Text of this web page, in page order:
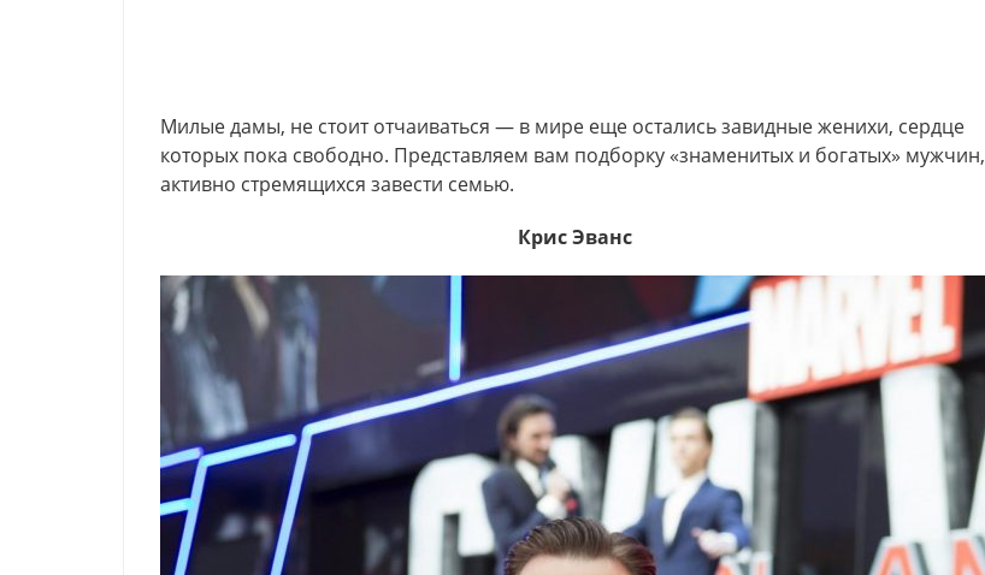
Милые дамы, не стоит отчаиваться — в мире еще остались завидные женихи, сердце
которых пока свободно. Представляем вам подборку «знаменитых и богатых» мужчин,
активно стремящихся завести семью.
Крис Эванс